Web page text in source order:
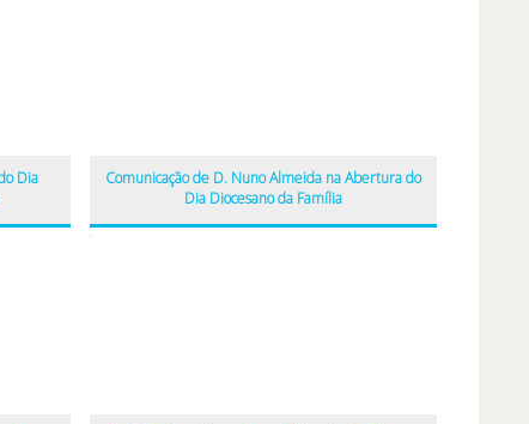
Dia
Comunicação de D. Nuno Almeida na Abertura do
Dia Diocesano da Família